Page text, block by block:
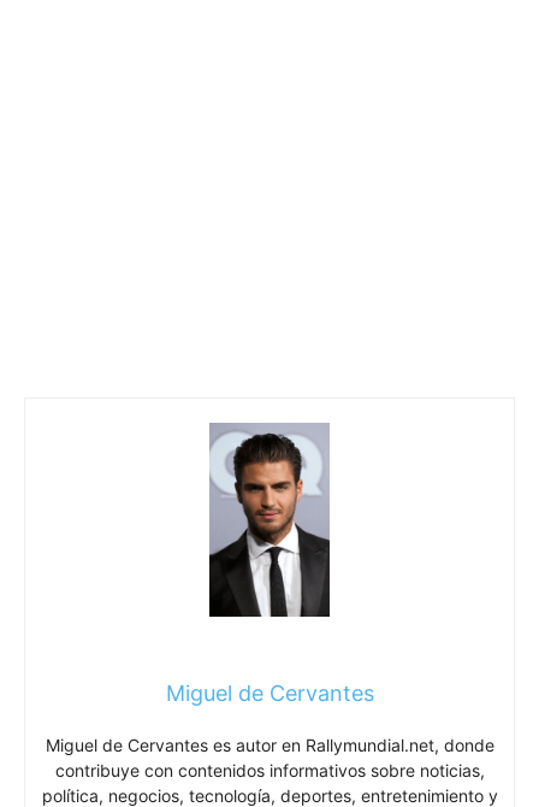
Miguel de Cervantes
Miguel de Cervantes es autor en Rallymundial.net, donde
contribuye con contenidos informativos sobre noticias,
política, negocios, tecnología, deportes, entretenimiento y